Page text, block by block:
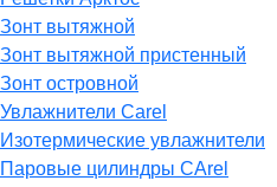
Зонт вытяжной
Зонт вытяжной пристенный
Зонт островной
Увлажнители Carel
Изотермические увлажнители
Паровые цилиндры CArel